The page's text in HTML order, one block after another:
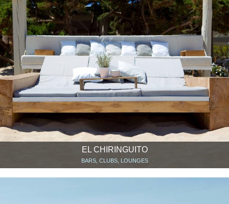
EL CHIRINGUITO
BARS, CLUBS, LOUNGES